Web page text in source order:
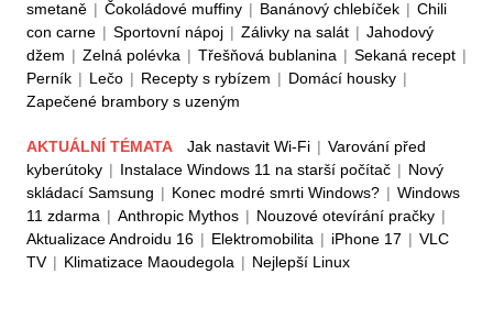
smetaně | Čokoládové muffiny | Banánový chlebíček | Chili
con carne | Sportovní nápoj | Zálivky na salát | Jahodový
džem | Zelná polévka | Třešňová bublanina | Sekaná recept |
Perník | Lečo | Recepty s rybízem | Domácí housky |
Zapečené brambory s uzeným
AKTUÁLNÍ TÉMATA Jak nastavit Wi-Fi | Varování před
kyberútoky | Instalace Windows 11 na starší počítač | Nový
skládací Samsung | Konec modré smrti Windows? | Windows
11 zdarma | Anthropic Mythos | Nouzové otevírání pračky |
Aktualizace Androidu 16 | Elektromobilita | iPhone 17 | VLC
TV | Klimatizace Maoudegola | Nejlepší Linux